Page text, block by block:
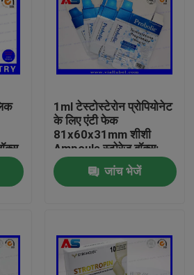
1ml टेस्टोस्टेरोन प्रोपियोनेट
के लिए एंटी फेक
81x60x31mm शीशी
Ampoule स्टोरेज बॉक्स:
जांच भेजें